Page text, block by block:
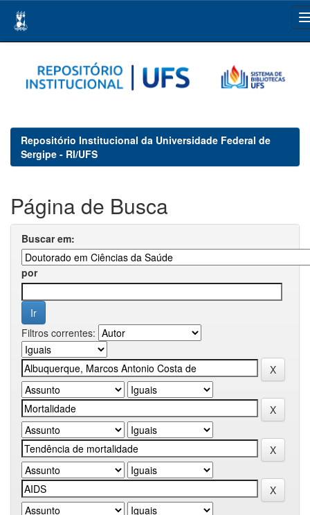
navigation
Repositório Institucional da Universidade Federal de
Sergipe - RI/UFS
Página de Busca
Buscar em:
por
Filtros correntes: